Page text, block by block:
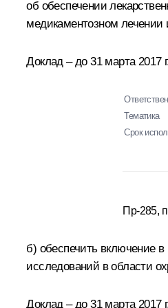
об обеспечении
медикаментозном лечении
Доклад – до 31 марта 2017
Тематика
Срок
Пр-285,
б) обеспечить включение
исследований в области
Доклад – до 31 марта 2017